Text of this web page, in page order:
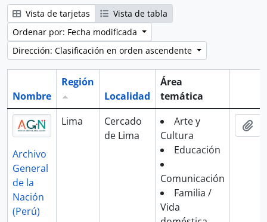
Vista de tarjetas
Vista de tabla
Ordenar por: Fecha modificada
Dirección: Clasificación en orden ascendente
Nombre
Región
Localidad
Área
temática
Archivo
General
de la
Nación
(Perú)
Lima
Cercado
de Lima
Arte y
Cultura
Educación
Comunicación
Familia /
Vida